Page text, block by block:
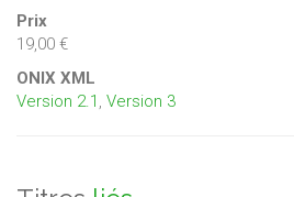
Prix
19,00 €
ONIX XML
Version 2.1 Version 3